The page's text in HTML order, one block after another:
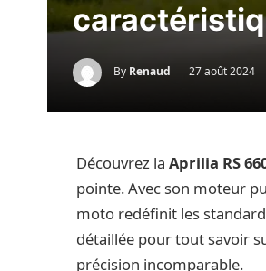
By Renaud 27 août 2024
Découvrez laAprilia RS
pointe. Avec son moteur
moto redéfinit les
détaillée pour tout savoir
précision incomparable.